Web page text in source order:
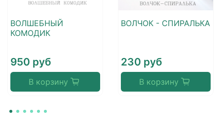
ВОЛШЕБНЫЙ
КОМОДИК
950 руб
В корзину
ВОЛЧОК - СПИРАЛЬКА
230 руб
В корзину